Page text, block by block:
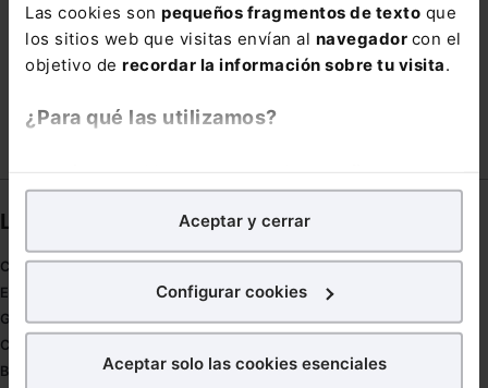
Las cookies son pequeños fragmentos de texto que
los sitios web que visitas envían al navegador con el
objetivo de recordar la información sobre tu visita.
¿Para qué las utilizamos?
analíticospara tratar demejorar tu experienciaen
nuestra página web. También con fines publicitarios,
para poder mostrarte publicidad y contenidos de tu
¿Qué puedes hacer?
Aceptar y cerrar
Configurar cookies
Aceptar solo las cookies esenciales
SOFT SKILLS SUSPENSIÓN DE ACTIVIDAD
TASA MUNICIPAL
Links directos
Coronavirus
Estudio de salud abogacía
Gestión de despachos
Compliance
Buenas Prácticas Tributarias